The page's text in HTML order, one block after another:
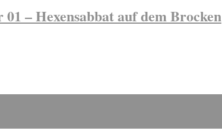
– Hexensabbat auf dem Brocken